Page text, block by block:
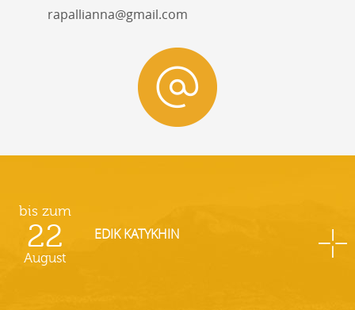
rapallianna@gmail.com
bis zum
22
August
EDIK KATYKHIN